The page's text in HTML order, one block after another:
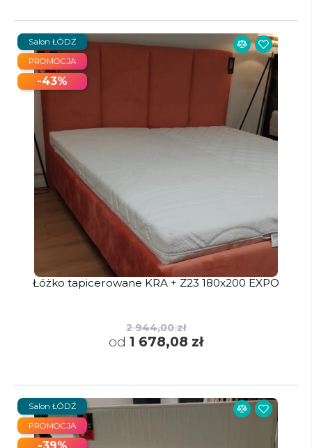
Łóżko tapicerowane KRA + Z23 180x200 EXPO
2 944,00 zł
od 1 678,08 zł
PROMOCJA
-43%
Salon ŁÓDŹ
PROMOCJA
Salon ŁÓDŹ